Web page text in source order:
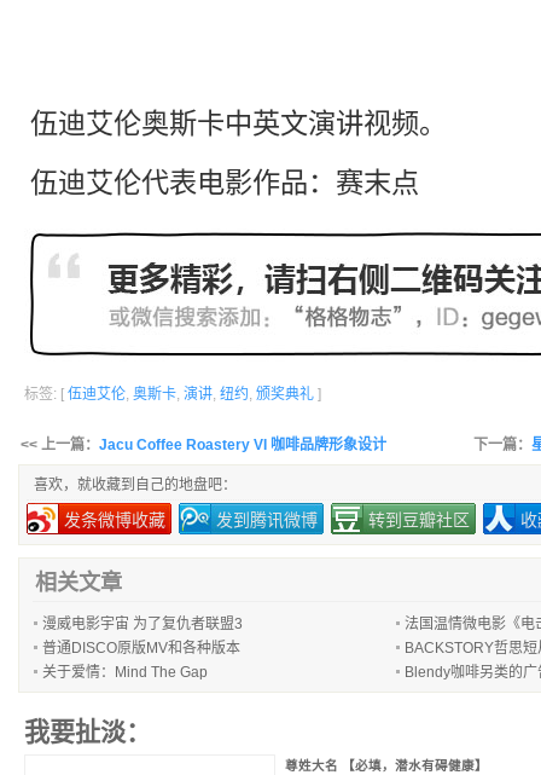
伍迪艾伦奥斯卡中英文演讲视频。
伍迪艾伦代表电影作品： 赛末点
标签: [ 伍迪艾伦, 奥斯卡, 演讲, 纽约, 颁奖典礼 ]
<< 上一篇： Jacu Coffee Roastery VI 咖啡品牌形象设计 下一篇：
喜欢，就收藏到自己的地盘吧：
发条微博收藏 发到腾讯微博 转到豆瓣社区
相关文章
漫威电影宇宙 为了复仇者联盟3
法国温情微电影《
普通DISCO原版MV和各种版本
BACKSTORY哲思
关于爱情：Mind The Gap
Blendy咖啡另类的广
我要扯淡：
尊姓大名 【必填，潜水有碍健康】